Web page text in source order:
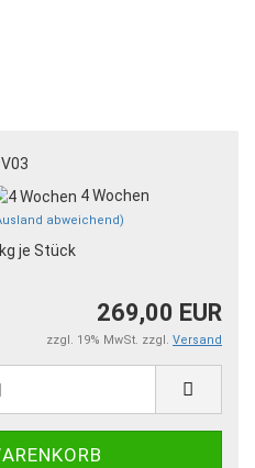
4 Wochen
abweichend)
kg je Stück
269,00 EUR
zzgl. 19% MwSt. zzgl. Versand